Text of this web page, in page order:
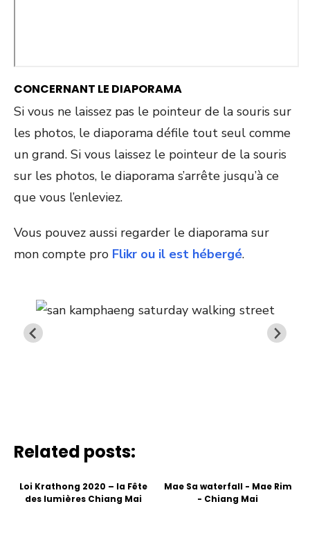
CONCERNANT LE DIAPORAMA
Si vous ne laissez pas le pointeur de la souris sur
les photos, le diaporama défile tout seul comme
un grand. Si vous laissez le pointeur de la souris
sur les photos, le diaporama s’arrête jusqu’à ce
que vous l’enleviez.
Vous pouvez aussi regarder le diaporama sur
mon compte pro Flikr ou il est hébergé.
Related posts:
Loi Krathong 2020 – la Fête
des lumières Chiang Mai
Mae Sa waterfall - Mae Rim
- Chiang Mai